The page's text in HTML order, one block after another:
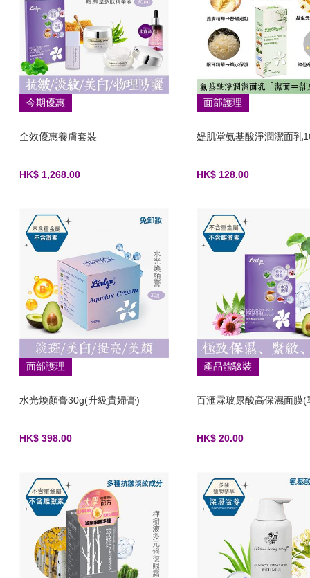
今期優惠
全效優惠養膚套裝
HK$ 1,268.00
面部護理
媞肌堂氨基酸淨潤潔面乳
HK$ 128.00
面部護理
水光煥顏膏30g(升級貴婦膏)
HK$ 398.00
產品體驗裝
百滙霖玻尿酸高保濕面膜(
HK$ 20.00